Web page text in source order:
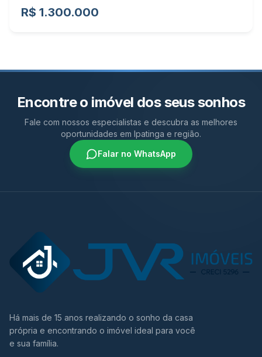
R$ 1.300.000
Encontre o imóvel dos seus sonhos
Fale com nossos especialistas e descubra as melhores
oportunidades em Ipatinga e região.
Falar no WhatsApp
Há mais de 15 anos realizando o sonho da casa
própria e encontrando o imóvel ideal para você
e sua família.